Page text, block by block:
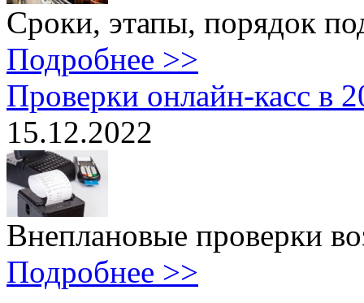
Сроки, этапы, порядок
Подробнее >>
Проверки онлайн-касс в
15.12.2022
Внеплановые проверки
Подробнее >>